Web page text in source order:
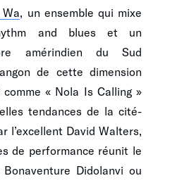
, un ensemble qui mixe
and blues et un
amérindien du Sud
de cette dimension
« Nola Is Calling »
tendances de la cité-
l’excellent David Walters,
de performance réunit le
Didolanvi ou